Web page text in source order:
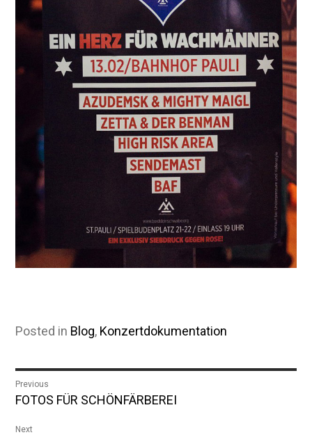
Posted in Blog, Konzertdokumentation
Beitragsnavigation
Previous
Previous
FOTOS FÜR SCHÖNFÄRBEREI
Next